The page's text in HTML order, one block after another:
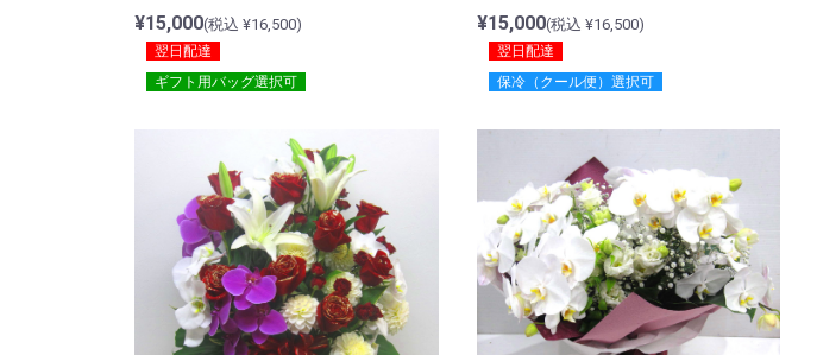
¥15,000(税込 ¥16,500)
翌日配達
ギフト用バッグ選択可
¥15,000(税込 ¥16,500)
翌日配達
保冷（クール便）選択可